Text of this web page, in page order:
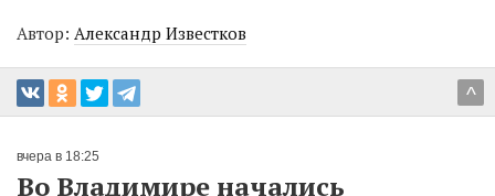
Автор: Александр Известков
^
вчера в 18:25
Во Владимире начались